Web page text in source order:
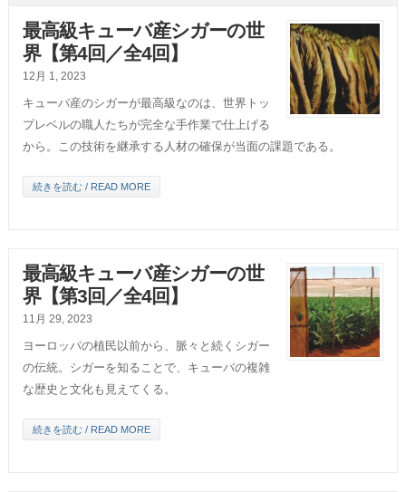
最高級キューバ産シガーの世
界【第4回／全4回】
12月 1, 2023
キューバ産のシガーが最高級なのは、世界トッ
プレベルの職人たちが完全な手作業で仕上げる
から。この技術を継承する人材の確保が当面の課題である。
続きを読む / READ MORE
最高級キューバ産シガーの世
界【第3回／全4回】
11月 29, 2023
ヨーロッパの植民以前から、脈々と続くシガー
の伝統。シガーを知ることで、キューバの複雑
な歴史と文化も見えてくる。
続きを読む / READ MORE